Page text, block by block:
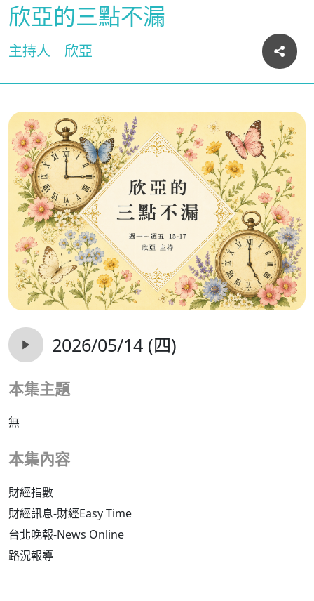
欣亞的三點不漏
主持人 欣亞
2026/05/14 (四)
本集主題
無
本集內容
財經指數
財經訊息-財經Easy Time
台北晚報-News Online
路況報導